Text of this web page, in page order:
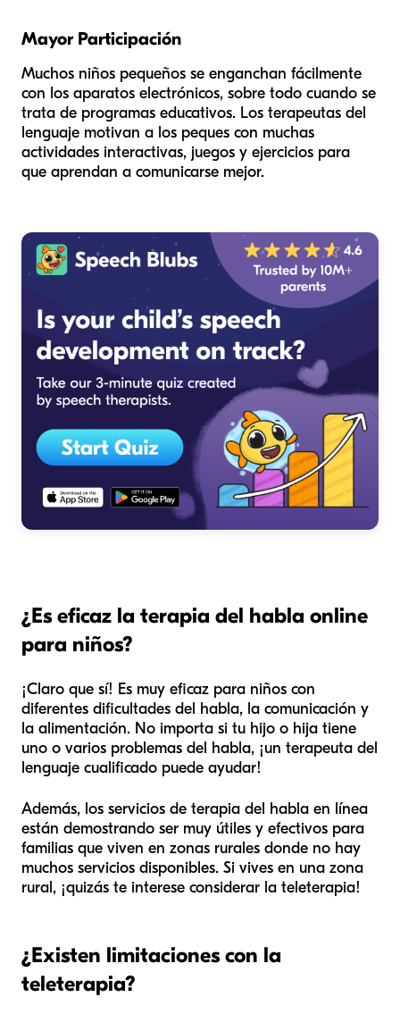
Mayor Participación
Muchos niños pequeños se enganchan fácilmente
con los aparatos electrónicos, sobre todo cuando se
trata de programas educativos. Los terapeutas del
lenguaje motivan a los peques con muchas
actividades interactivas, juegos y ejercicios para
que aprendan a comunicarse mejor.
¿Es eficaz la terapia del habla online
para niños?
¡Claro que sí! Es muy eficaz para niños con
diferentes dificultades del habla, la comunicación y
la alimentación. No importa si tu hijo o hija tiene
uno o varios problemas del habla, ¡un terapeuta del
lenguaje cualificado puede ayudar!
Además, los servicios de terapia del habla en línea
están demostrando ser muy útiles y efectivos para
familias que viven en zonas rurales donde no hay
muchos servicios disponibles. Si vives en una zona
rural, ¡quizás te interese considerar la teleterapia!
¿Existen limitaciones con la
teleterapia?